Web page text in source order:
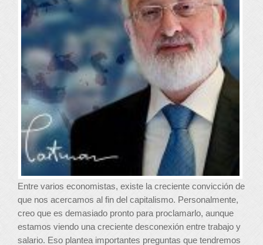
Entre varios economistas, existe la creciente convicción de
que nos acercamos al fin del capitalismo. Personalmente,
creo que es demasiado pronto para proclamarlo, aunque
estamos viendo una creciente desconexión entre trabajo y
salario. Eso plantea importantes preguntas que tendremos